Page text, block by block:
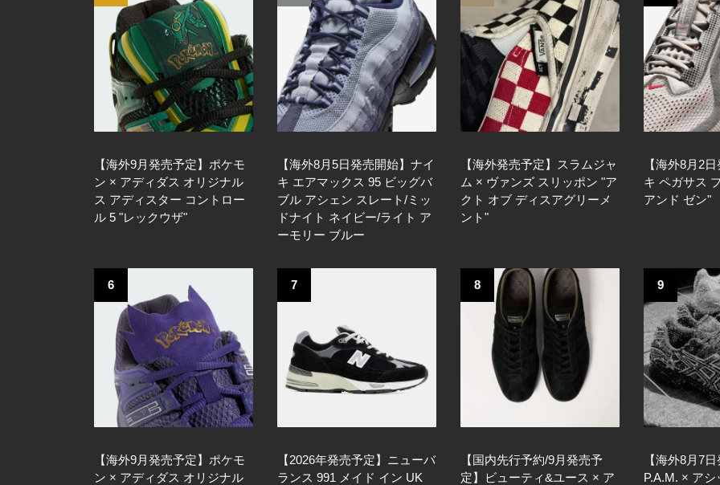
【海外9月発売予定】ポケモ
ン × アディダス オリジナル
ス アディスター コントロー
ル 5 "レックウザ"
【海外8月5日発売開始】ナイ
キ エアマックス 95 ビッグバ
ブル アシェン スレート/ミッ
ドナイト ネイビー/ライト ア
ーモリー ブルー
【海外発売予定】スラムジャ
ム × ヴァンズ スリッポン "ア
クト オブ ディスアグリーメ
ント"
【海外8月2
キ ペガサス
アンド ゼン"
6
【海外9月発売予定】ポケモ
ン × アディダス オリジナル
7
【2026年発売予定】ニューバ
ランス 991 メイド イン UK
8
【国内先行予約/9月発売予
定】ビューティ&ユース × ア
9
【海外8月7日
P.A.M. × ア